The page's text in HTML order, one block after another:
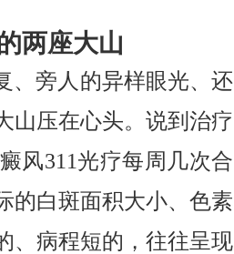
两座大山
、旁人的异样眼光、还
山压在心头。说到治疗
风311光疗每周几次合
的白斑面积大小、色素
、病程短的，往往呈现